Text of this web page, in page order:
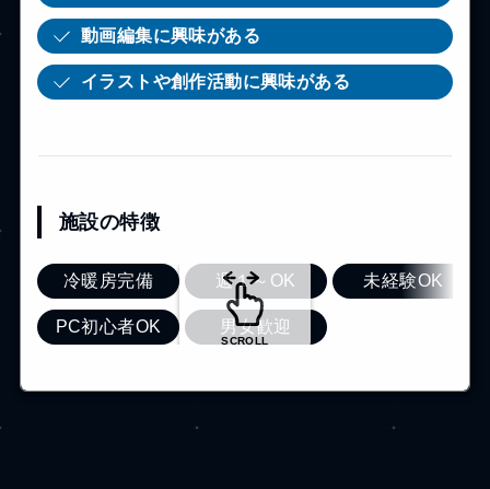
動画編集に興味がある
イラストや創作活動に興味がある
施設の特徴
冷暖房完備 週１～OK 未経験OK
PC初心者OK 男女歓迎
SCROLL